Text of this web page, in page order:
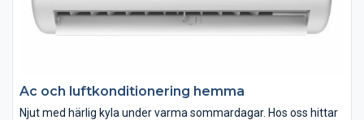
Ac och luftkonditionering hemma
Njut med härlig kyla under varma sommardagar. Hos oss hittar